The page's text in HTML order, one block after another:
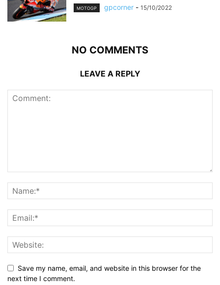
MOTOGP gpcorner - 15/10/2022
NO COMMENTS
LEAVE A REPLY
Save my name, email, and website in this browser for the
next time I comment.